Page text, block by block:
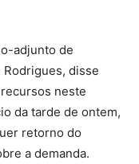
adjunto de
Rodrigues, disse
neste
da tarde de ontem,
retorno do
a demanda.